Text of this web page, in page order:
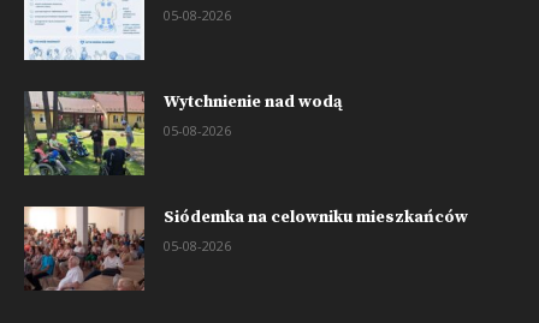
05-08-2026
Wytchnienie nad wodą
05-08-2026
Siódemka na celowniku mieszkańców
05-08-2026